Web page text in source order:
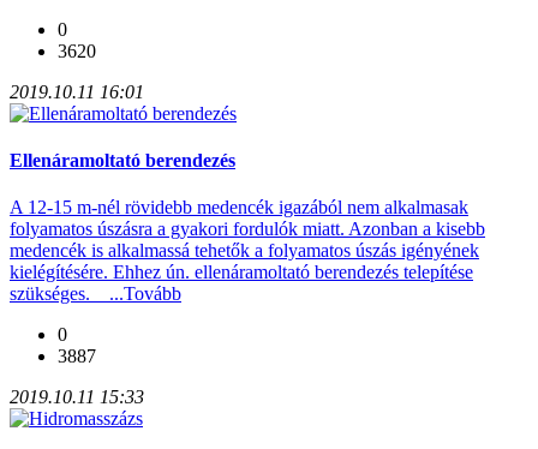
0
3620
2019.10.11 16:01
Ellenáramoltató berendezés
A 12-15 m-nél rövidebb medencék igazából nem alkalmasak
folyamatos úszásra a gyakori fordulók miatt. Azonban a kisebb
medencék is alkalmassá tehetők a folyamatos úszás igényének
kielégítésére. Ehhez ún. ellenáramoltató berendezés telepítése
szükséges. ...Tovább
0
3887
2019.10.11 15:33